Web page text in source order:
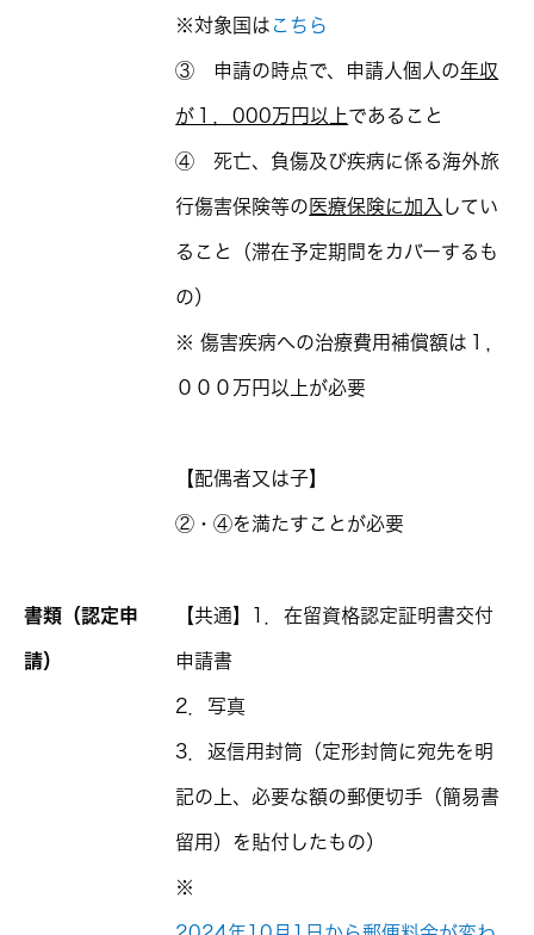
※対象国は こちら
③ 申請の時点で、申請人個人の年収
が１，000万円以上であること
④ 死亡、負傷及び疾病に係る海外旅
行傷害保険等の 医療保険に加入 してい
ること（滞在予定期間をカバーするも
の）
※ 傷害疾病への治療費用補償額は１，
０００万円以上が必要
【配偶者又は子】
②・④を満たすことが必要
書類（認定申
請）
【共通】1．在留資格認定証明書交付
申請書
2．写真
3．返信用封筒（定形封筒に宛先を明
記の上、必要な額の郵便切手（簡易書
留用）を貼付したもの）
※